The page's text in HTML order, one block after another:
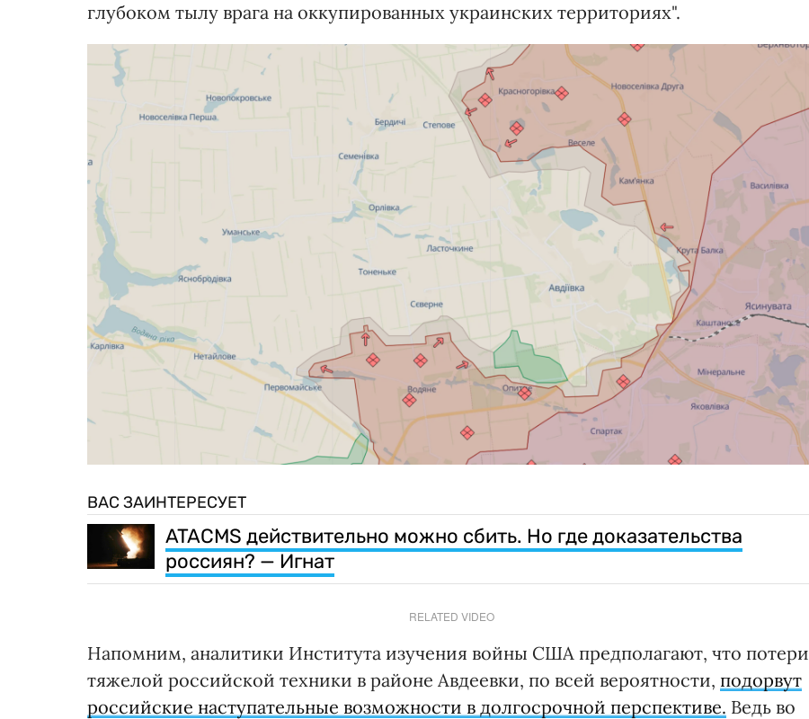
глубоком тылу врага на оккупированных украинских территориях".
ВАС ЗАИНТЕРЕСУЕТ
ATACMS действительно можно сбить. Но где доказательства
россиян? — Игнат
RELATED VIDEO
Напомним, аналитики Института изучения войны США предполагают, что потери
тяжелой российской техники в районе Авдеевки, по всей вероятности, подорвут
российские наступательные возможности в долгосрочной перспективе. Ведь во